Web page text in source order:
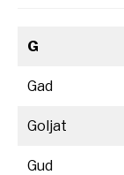
G
Gad
Goljat
Gud